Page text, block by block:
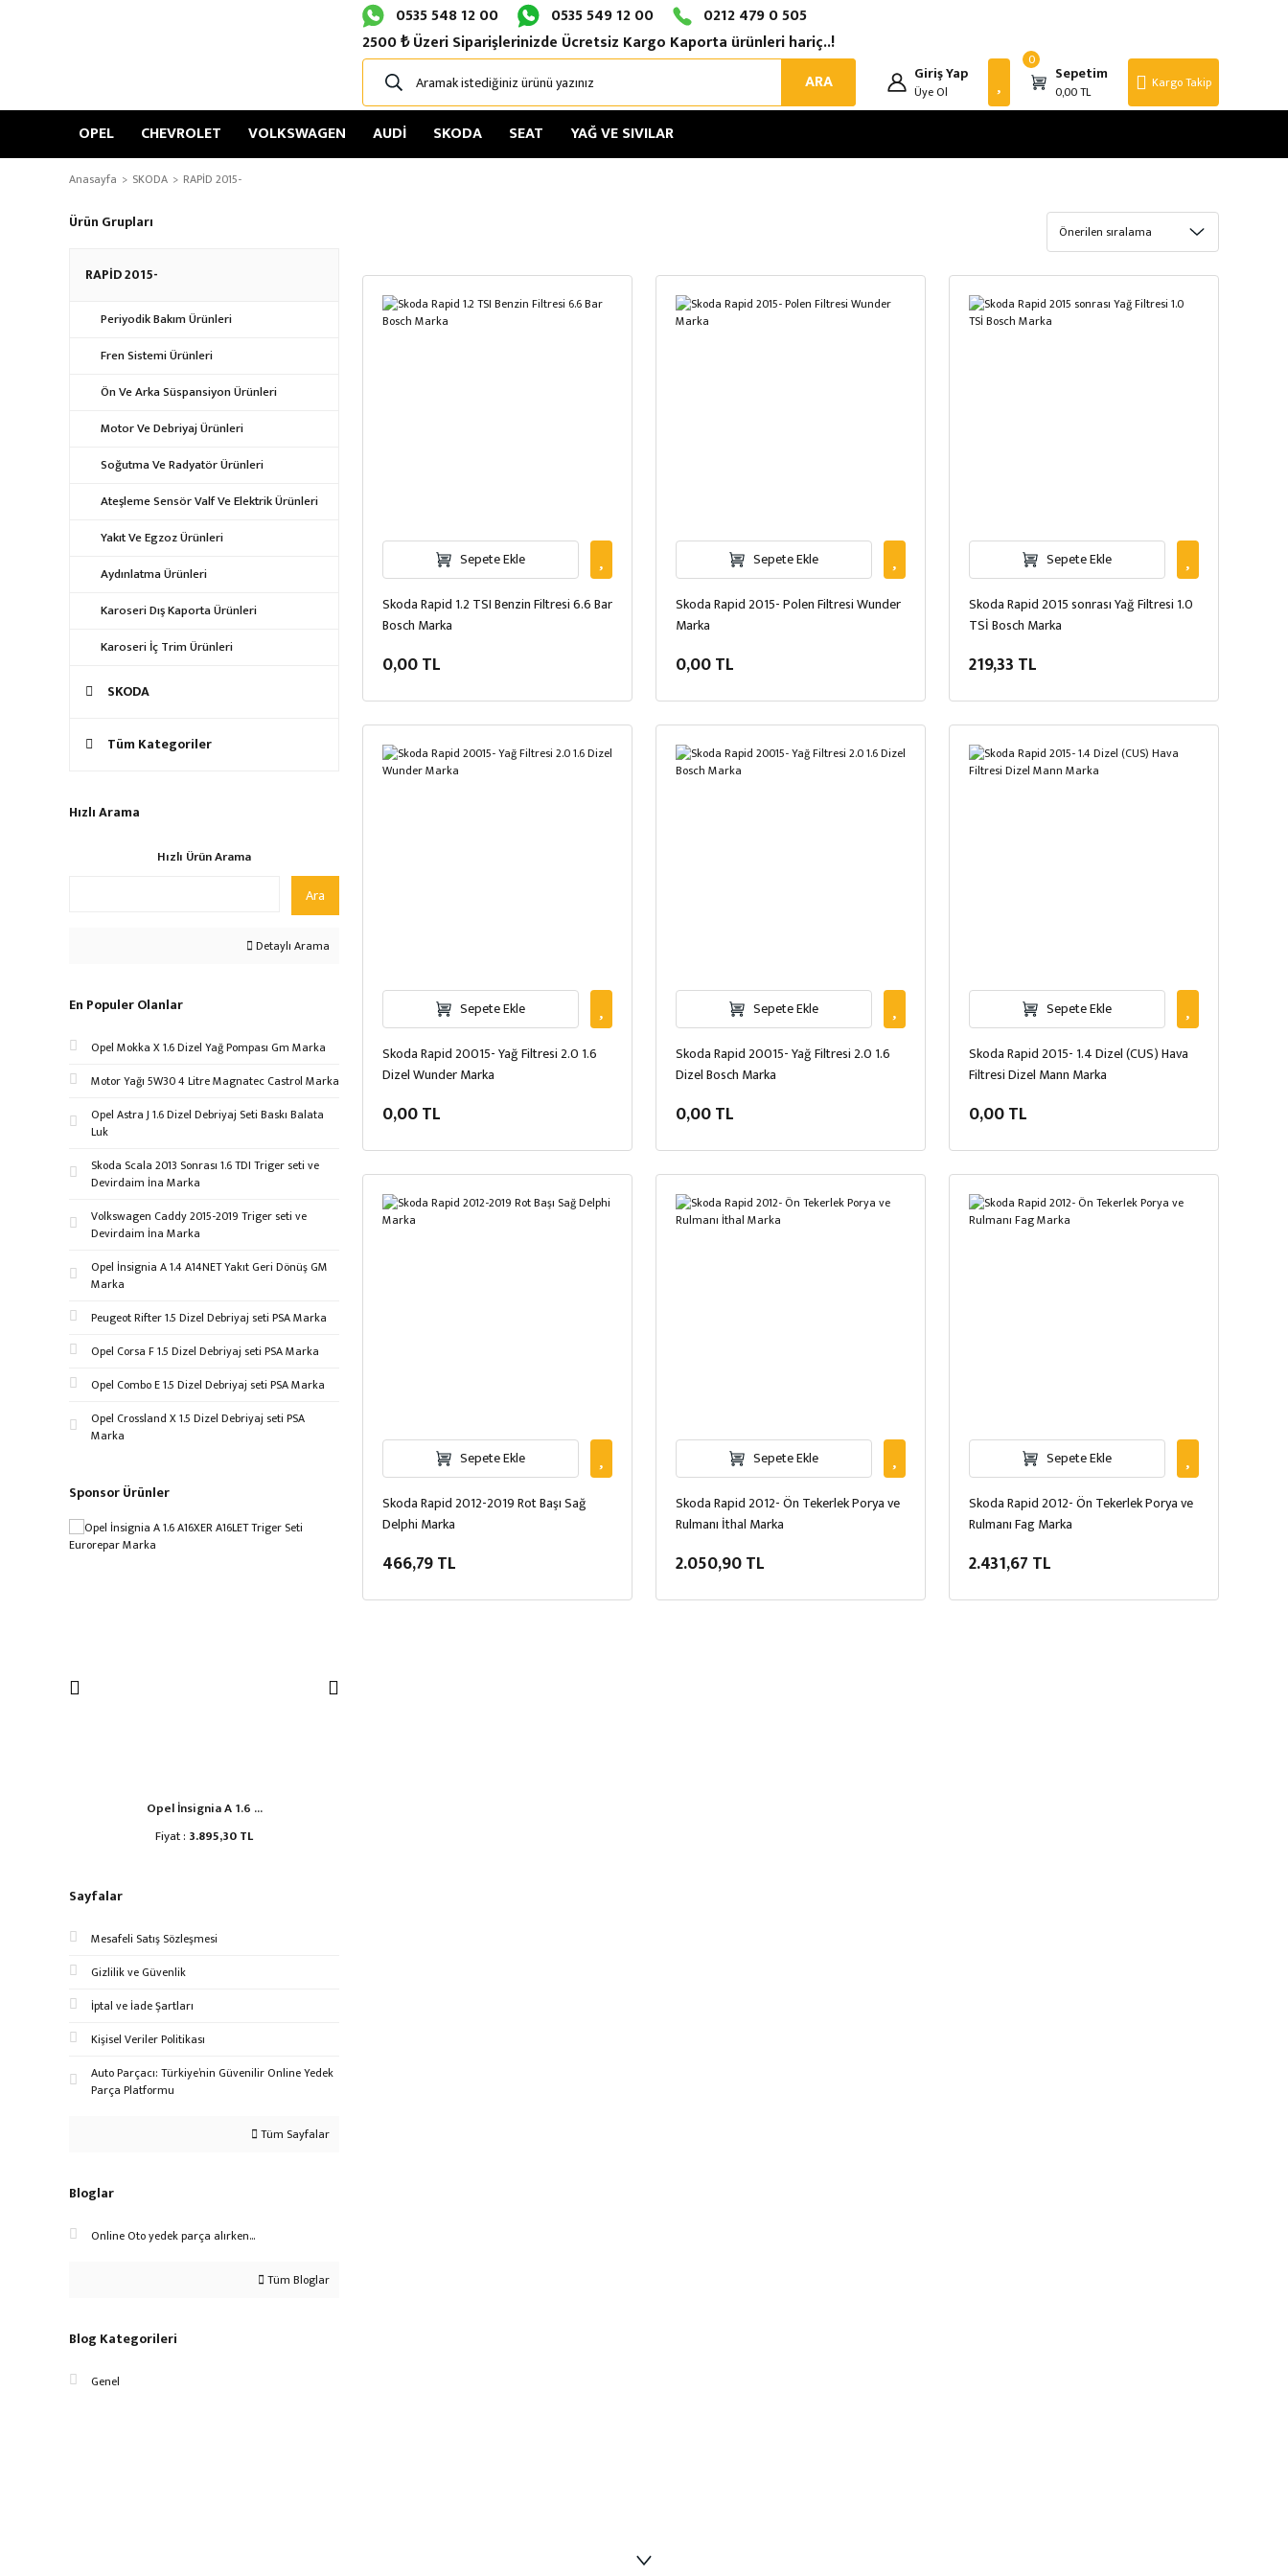
0535 548 12 00 0535 549 12 00
0212 479 0 505
2500 ₺ Üzeri Siparişlerinizde Ücretsiz Kargo Kaporta ürünleri hariç..!
ARA
Giriş Yap
Üye Ol
Sepetim
0,00 TL
0
Kargo Takip
OPEL CHEVROLET VOLKSWAGEN AUDİ SKODA SEAT YAĞ VE SIVILAR
Anasayfa SKODA RAPİD 2015-
Ürün Grupları
RAPİD 2015-
Periyodik Bakım Ürünleri
Fren Sistemi Ürünleri
Ön Ve Arka Süspansiyon Ürünleri
Motor Ve Debriyaj Ürünleri
Soğutma Ve Radyatör Ürünleri
Ateşleme Sensör Valf Ve Elektrik Ürünleri
Yakıt Ve Egzoz Ürünleri
Aydınlatma Ürünleri
Karoseri Dış Kaporta Ürünleri
Karoseri İç Trim Ürünleri
SKODA
Tüm Kategoriler
Hızlı Arama
Hızlı Ürün Arama
Ara
Detaylı Arama
En Populer Olanlar
Opel Mokka X 1.6 Dizel Yağ Pompası Gm Marka
Motor Yağı 5W30 4 Litre Magnatec Castrol Marka
Opel Astra J 1.6 Dizel Debriyaj Seti Baskı Balata
Luk
Skoda Scala 2013 Sonrası 1.6 TDI Triger seti ve
Devirdaim İna Marka
Volkswagen Caddy 2015-2019 Triger seti ve
Devirdaim İna Marka
Opel İnsignia A 1.4 A14NET Yakıt Geri Dönüş GM
Marka
Peugeot Rifter 1.5 Dizel Debriyaj seti PSA Marka
Opel Corsa F 1.5 Dizel Debriyaj seti PSA Marka
Opel Combo E 1.5 Dizel Debriyaj seti PSA Marka
Opel Crossland X 1.5 Dizel Debriyaj seti PSA
Marka
Sponsor Ürünler
Opel İnsignia A 1.6 ...
Fiyat : 3.895,30 TL
Sayfalar
Mesafeli Satış Sözleşmesi
Gizlilik ve Güvenlik
İptal ve İade Şartları
Kişisel Veriler Politikası
Auto Parçacı: Türkiye’nin Güvenilir Online Yedek
Parça Platformu
Tüm Sayfalar
Bloglar
Online Oto yedek parça alırken...
Tüm Bloglar
Blog Kategorileri
Genel
Sepete Ekle
Skoda Rapid 1.2 TSI Benzin Filtresi 6.6 Bar
Bosch Marka
0,00 TL
Sepete Ekle
Skoda Rapid 2015- Polen Filtresi Wunder
Marka
0,00 TL
Sepete Ekle
Skoda Rapid 2015 sonrası Yağ Filtresi 1.0
TSİ Bosch Marka
219,33 TL
Sepete Ekle
Skoda Rapid 20015- Yağ Filtresi 2.0 1.6
Dizel Wunder Marka
0,00 TL
Sepete Ekle
Skoda Rapid 20015- Yağ Filtresi 2.0 1.6
Dizel Bosch Marka
0,00 TL
Sepete Ekle
Skoda Rapid 2015- 1.4 Dizel (CUS) Hava
Filtresi Dizel Mann Marka
0,00 TL
Sepete Ekle
Skoda Rapid 2012-2019 Rot Başı Sağ
Delphi Marka
466,79 TL
Sepete Ekle
Skoda Rapid 2012- Ön Tekerlek Porya ve
Rulmanı İthal Marka
2.050,90 TL
Sepete Ekle
Skoda Rapid 2012- Ön Tekerlek Porya ve
Rulmanı Fag Marka
2.431,67 TL